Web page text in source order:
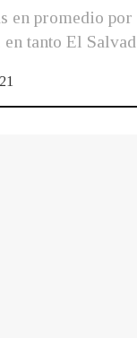
en promedio
tanto El
21